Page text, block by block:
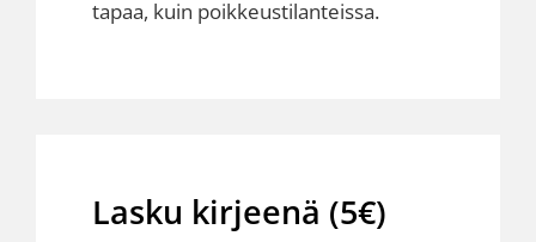
tapaa, kuin poikkeustilanteissa.
Lasku kirjeenä (5€)